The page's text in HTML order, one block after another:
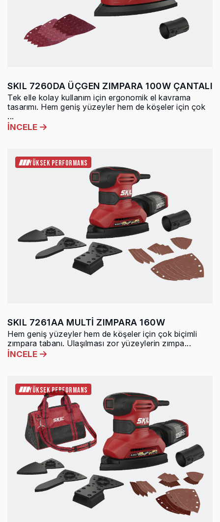
SKIL 7260DA ÜÇGEN ZIMPARA 100W ÇANTALI
Tek elle kolay kullanım için ergonomik el kavrama
tasarımı. Hem geniş yüzeyler hem de köşeler için çok
...
İNCELE
YÜKSEK PERFORMANS
SKIL 7261AA MULTİ ZIMPARA 160W
Hem geniş yüzeyler hem de köşeler için çok biçimli
zımpara tabanı. Ulaşılması zor yüzeylerin zımpa...
İNCELE
YÜKSEK PERFORMANS